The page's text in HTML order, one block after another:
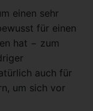
einen sehr
für einen
hat − zum
auch für
um sich vor